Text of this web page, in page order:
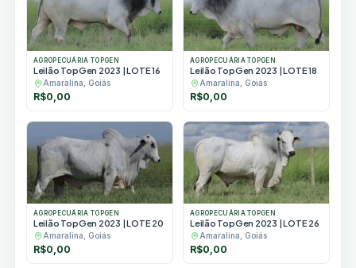
AGROPECUÁRIA TOPGEN
Leilão TopGen 2023 | LOTE 16
Amaralina, Goiás
R$0,00
AGROPECUÁRIA TOPGEN
Leilão TopGen 2023 | LOTE 18
Amaralina, Goiás
R$0,00
AGROPECUÁRIA TOPGEN
Leilão TopGen 2023 | LOTE 20
Amaralina, Goiás
R$0,00
AGROPECUÁRIA TOPGEN
Leilão TopGen 2023 | LOTE 26
Amaralina, Goiás
R$0,00